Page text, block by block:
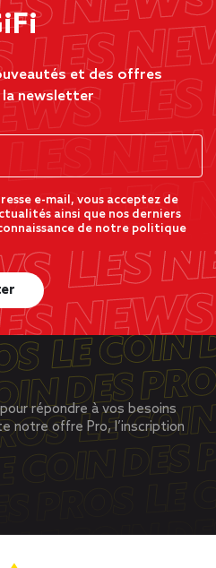
et des offres
la newsletter
e-mail, vous acceptez de
ainsi que nos derniers
de notre politique
répondre à vos besoins
notre offre Pro, l’inscription